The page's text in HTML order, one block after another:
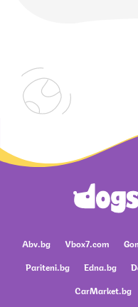
Abv.bg Vbox7.com
Pariteni.bg
Edna.bg
CarMarket.bg